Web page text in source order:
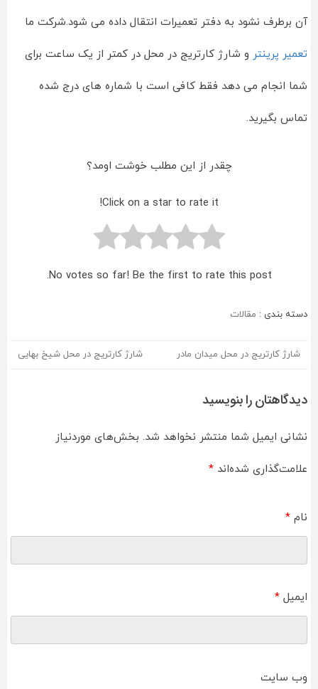
آن برطرف نشود به دفتر تعمیرات انتقال داده می شود.شرکت ما
تعمیر پرینتر و شارژ کارتریج در محل در کمتر از یک ساعت برای
شما انجام می دهد فقط کافی است با شماره های درج شده
تماس بگیرید.
چقدر از این مطلب خوشت اومد؟
Click on a star to rate it!
No votes so far! Be the first to rate this post.
دسته بندی : مقالات
راهبری
شارژ کارتریج در محل میدان مادر شارژ کارتریج در محل شیخ بهایی
دیدگاهتان را بنویسید
نشانی ایمیل شما منتشر نخواهد شد. بخش‌های موردنیاز
علامت‌گذاری شده‌اند *
نام *
ایمیل *
وب‌ سایت